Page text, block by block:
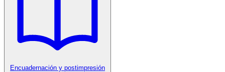
Encuadernación y postimpresión